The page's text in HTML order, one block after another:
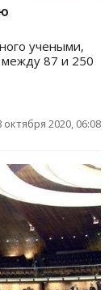
учеными,
между 87 и 250
октября 2020, 06:08